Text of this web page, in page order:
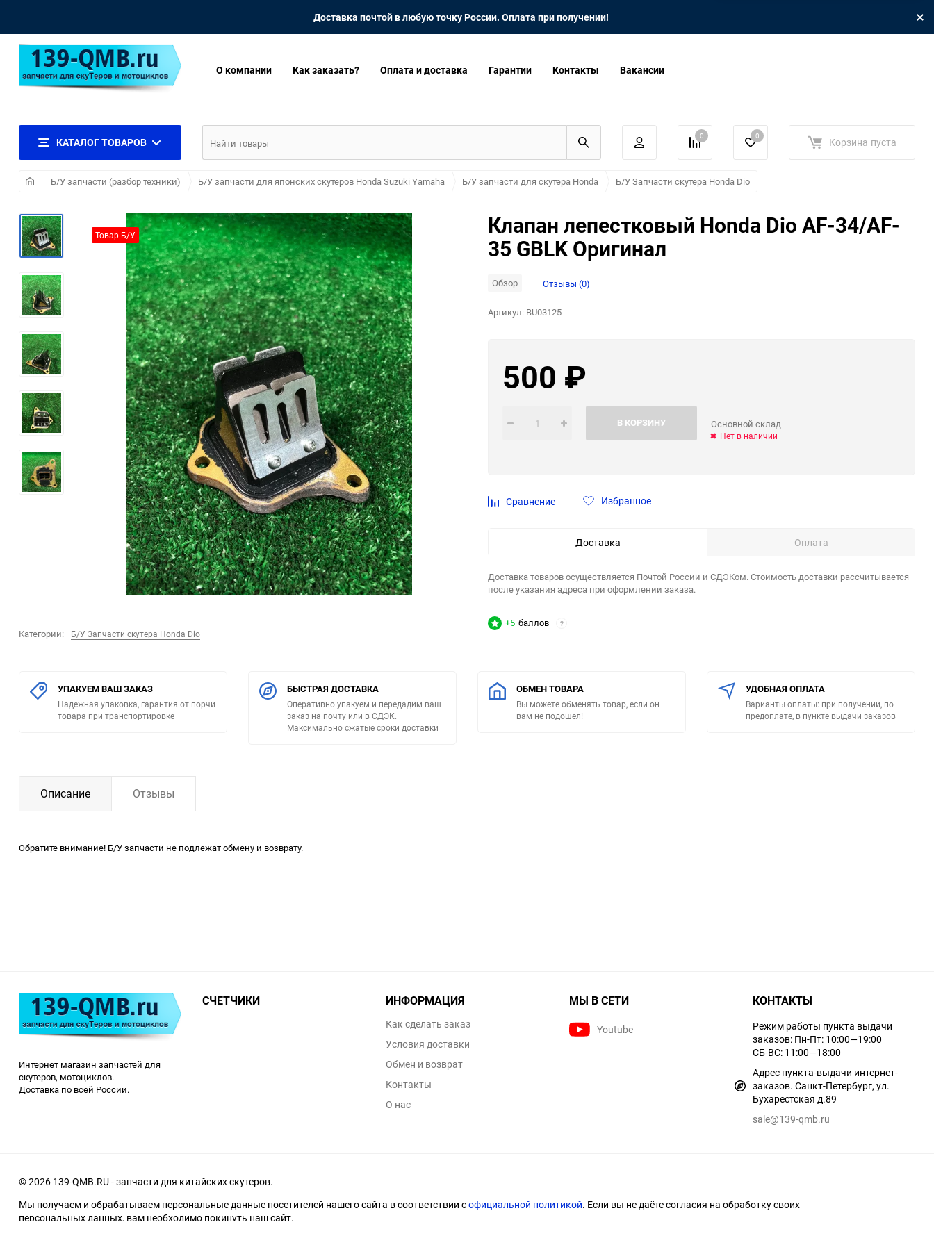
Доставка почтой в любую точку России. Оплата при получении!
О компании Как заказать? Оплата и доставка Гарантии Контакты Вакансии
КАТАЛОГ ТОВАРОВ 0 0 Корзина пуста
Б/У запчасти (разбор техники) Б/У запчасти для японских скутеров Honda Suzuki Yamaha Б/У запчасти для скутера Honda Б/У Запчасти скутера Honda Dio
Товар Б/У
Категории: Б/У Запчасти скутера Honda Dio
Клапан лепестковый Honda Dio AF-34/AF-
35 GBLK Оригинал
Обзор Отзывы (0)
Артикул: BU03125
500 ₽
В КОРЗИНУ Основной склад
Нет в наличии
Сравнение Избранное
Доставка Оплата
Доставка товаров осуществляется Почтой России и СДЭКом. Стоимость доставки рассчитывается
после указания адреса при оформлении заказа.
+5 баллов ?
УПАКУЕМ ВАШ ЗАКАЗ
Надежная упаковка, гарантия от порчи
товара при транспортировке
БЫСТРАЯ ДОСТАВКА
Оперативно упакуем и передадим ваш
заказ на почту или в СДЭК.
Максимально сжатые сроки доставки
ОБМЕН ТОВАРА
Вы можете обменять товар, если он
вам не подошел!
УДОБНАЯ ОПЛАТА
Варианты оплаты: при получении, по
предоплате, в пункте выдачи заказов
Описание Отзывы
Обратите внимание! Б/У запчасти не подлежат обмену и возврату.
Интернет магазин запчастей для
скутеров, мотоциклов.
Доставка по всей России.
СЧЕТЧИКИ ИНФОРМАЦИЯ
Как сделать заказ
Условия доставки
Обмен и возврат
Контакты
О нас
МЫ В СЕТИ
Youtube
КОНТАКТЫ
Режим работы пункта выдачи
заказов: Пн-Пт: 10:00—19:00
СБ-ВС: 11:00—18:00
Адрес пункта-выдачи интернет-
заказов. Санкт-Петербург, ул.
Бухарестская д.89
sale@139-qmb.ru
© 2026 139-QMB.RU - запчасти для китайских скутеров.
Мы получаем и обрабатываем персональные данные посетителей нашего сайта в соответствии софициальной политикой. Если вы не даёте согласия на обработку своих
персональных данных, вам необходимо покинуть наш сайт.